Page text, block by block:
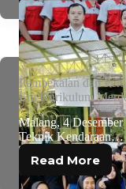
Pembekalan dan
Era Kurikulum
Malang, 4
Teknik Kendaraan…
Read More